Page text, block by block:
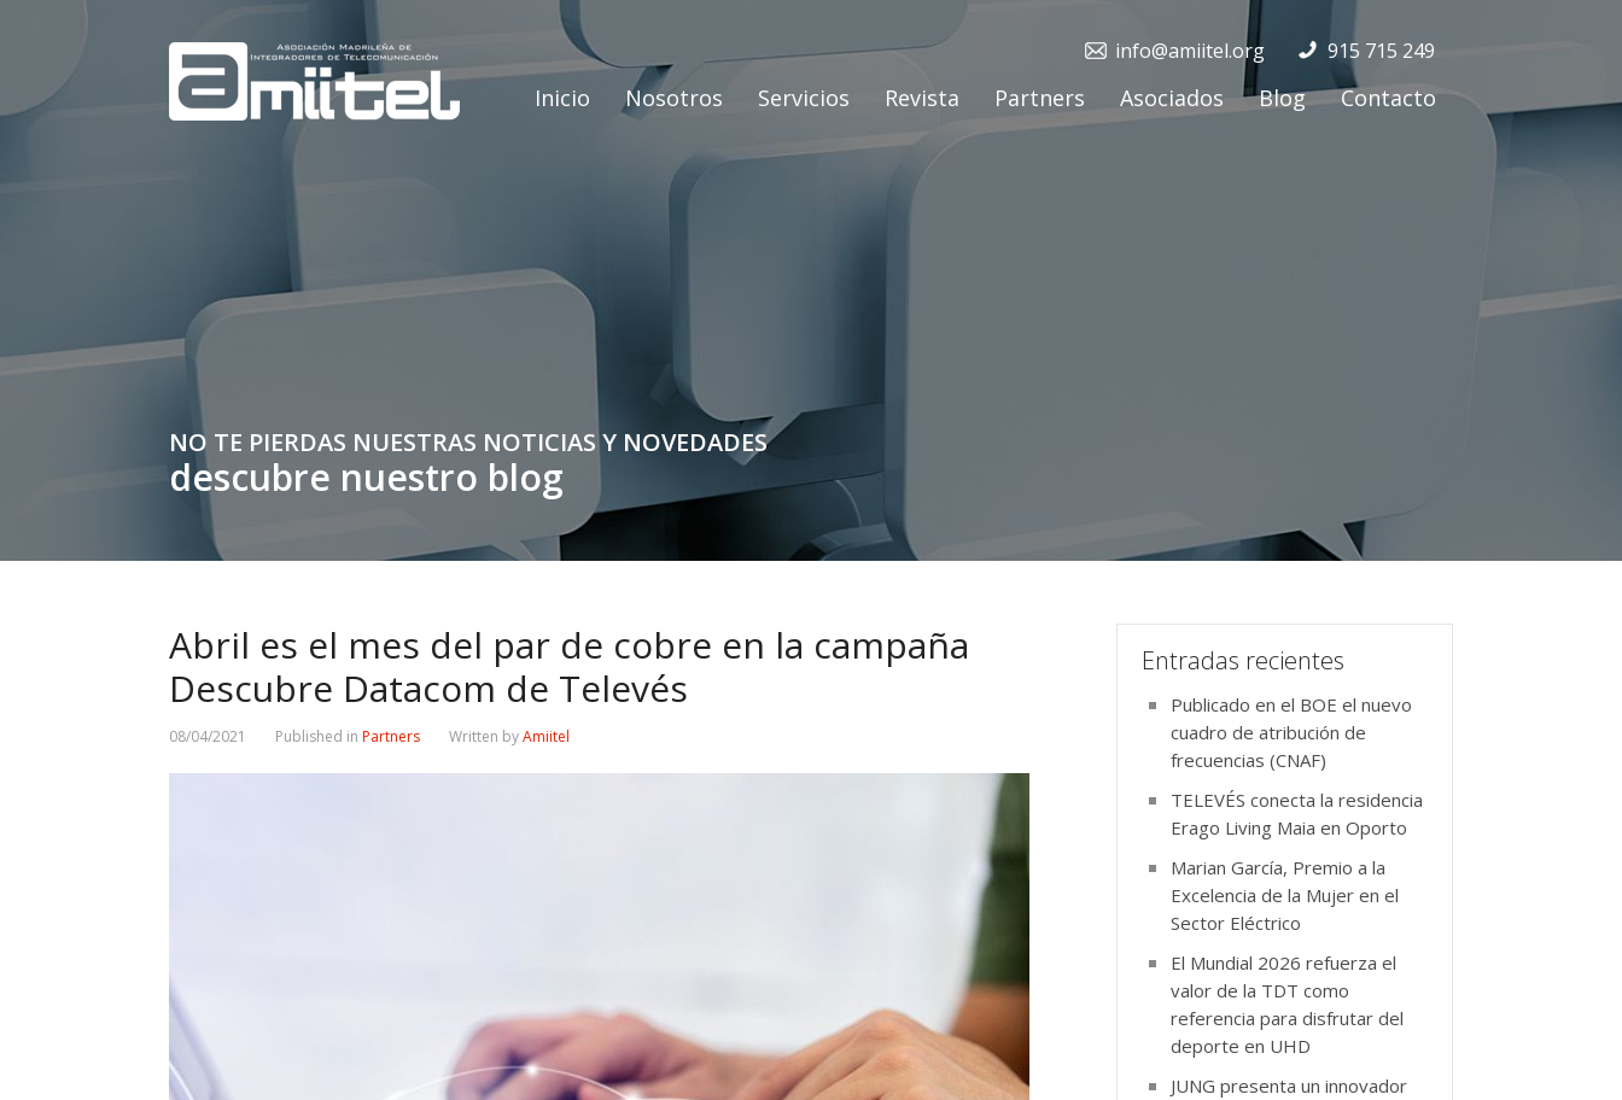
915 715 249
info@amiitel.org
Inicio Nosotros Servicios Revista Partners Asociados Blog Contacto
NO TE PIERDAS NUESTRAS NOTICIAS Y NOVEDADES
descubre nuestro blog
Abril es el mes del par de cobre en la campaña
Descubre Datacom de Televés
08/04/2021 Published in Partners Written byAmiitel
Entradas recientes
Publicado en el BOE el nuevo
cuadro de atribución de
frecuencias (CNAF)
TELEVÉS conecta la residencia
Erago Living Maia en Oporto
Marian García, Premio a la
Excelencia de la Mujer en el
Sector Eléctrico
El Mundial 2026 refuerza el
valor de la TDT como
referencia para disfrutar del
deporte en UHD
JUNG presenta un innovador